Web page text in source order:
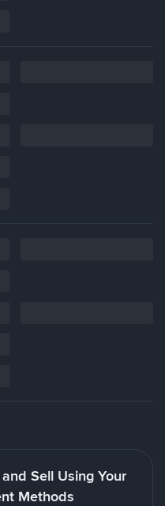
Sell Using Your
Methods